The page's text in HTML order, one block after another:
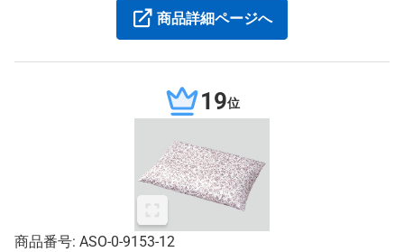
商品詳細ページへ
19位
商品番号: ASO-0-9153-12